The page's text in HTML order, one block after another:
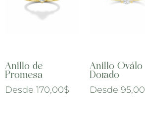
Anillo de
Promesa
Desde 170,00$
Anillo Ovalo
Dorado
Desde 95,00